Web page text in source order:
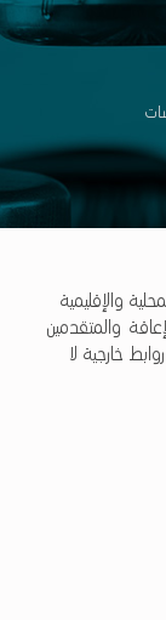
والإقليمية
والمتقدمين
خارجية لا